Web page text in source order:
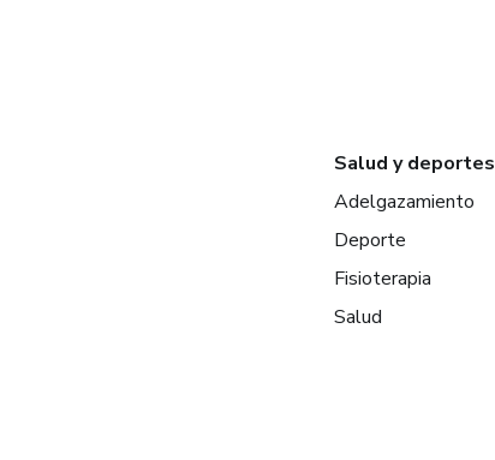
Salud y deportes
Adelgazamiento
Deporte
Fisioterapia
Salud